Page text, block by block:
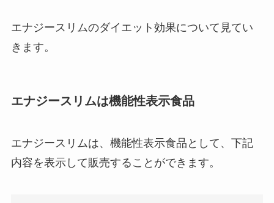
エナジースリムのダイエット効果について見てい
きます。
エナジースリムは機能性表示食品
エナジースリムは、機能性表示食品として、下記
内容を表示して販売することができます。